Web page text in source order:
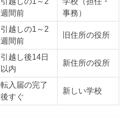
週間前
事務）
引越しの1～2
週間前
旧住所の役所
引越し後14日
以内
新住所の役所
転入届の完了
後すぐ
新しい学校